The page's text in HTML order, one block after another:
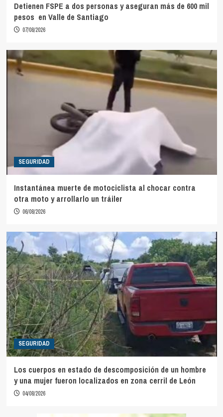
Detienen FSPE a dos personas y aseguran más de 600 mil
pesos en Valle de Santiago
07/08/2026
SEGURIDAD
Instantánea muerte de motociclista al chocar contra
otra moto y arrollarlo un tráiler
06/08/2026
SEGURIDAD
Los cuerpos en estado de descomposición de un hombre
y una mujer fueron localizados en zona cerril de León
04/08/2026